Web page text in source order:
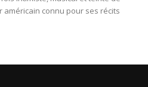
connu pour ses récits